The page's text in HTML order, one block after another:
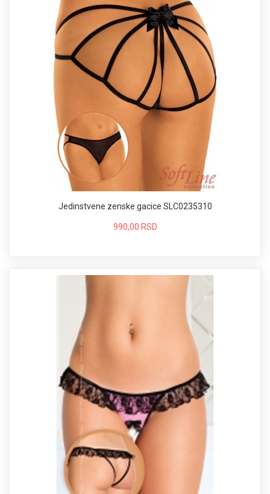
Jedinstvene zenske gacice SLC0235310
990,00 RSD